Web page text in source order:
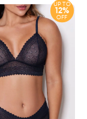
UP TO
12%
OFF